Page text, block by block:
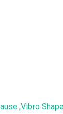
,Vibro